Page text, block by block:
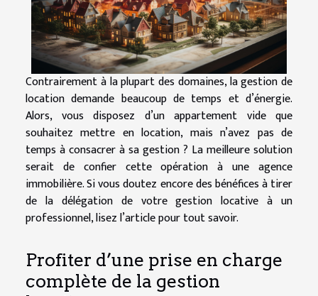
Contrairement à la plupart des domaines, la gestion de
location demande beaucoup de temps et d’énergie.
Alors, vous disposez d’un appartement vide que
souhaitez mettre en location, mais n’avez pas de
temps à consacrer à sa gestion ? La meilleure solution
serait de confier cette opération à une agence
immobilière. Si vous doutez encore des bénéfices à tirer
de la délégation de votre gestion locative à un
professionnel, lisez l’article pour tout savoir.
Profiter d’une prise en charge
complète de la gestion